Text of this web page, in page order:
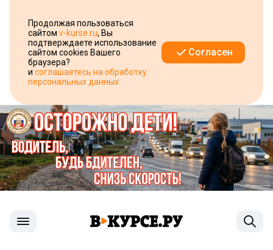
Продолжая пользоваться
сайтом v-kurse.ru, Вы
подтверждаете использование
сайтом cookies Вашего
браузера?
и соглашаетесь на обработку
персональных данных
Согласен